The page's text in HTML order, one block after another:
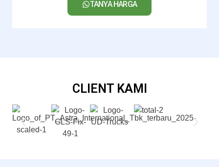
TANYA HARGA
CLIENT KAMI